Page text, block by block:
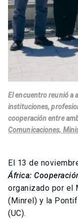
El encuentro reunió a
instituciones,
cooperación entre
Comunicaciones,
El 13 de
África:
organizado por el
(Minrel) y la
(UC).